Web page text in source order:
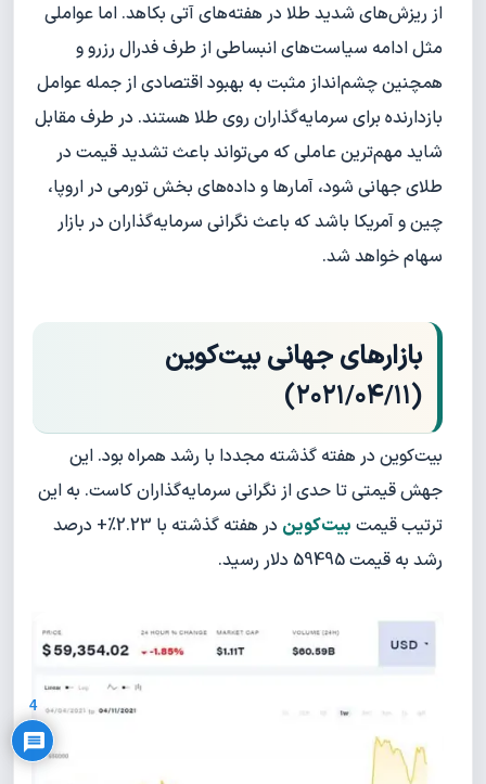
از ریزش‌های شدید طلا در هفته‌های آتی بکاهد. اما عواملی
مثل ادامه سیاست‌های انبساطی از طرف فدرال رزرو و
همچنین چشم‌انداز مثبت به بهبود اقتصادی از جمله عوامل
بازدارنده برای سرمایه‌گذاران روی طلا هستند. در طرف مقابل
شاید مهم‌ترین عاملی که می‌تواند باعث تشدید قیمت در
طلای جهانی شود، آمارها و داده‌های بخش تورمی در اروپا،
چین و آمریکا باشد که باعث نگرانی سرمایه‌گذاران در بازار
سهام خواهد شد.
بازارهای جهانی بیت‌کوین
(۲۰۲۱/۰۴/ ۱۱ )
بیت‌کوین در هفته گذشته مجددا با رشد همراه بود. این
جهش قیمتی تا حدی از نگرانی سرمایه‌گذاران کاست. به این
ترتیب قیمت بیت‌کوین
در هفته گذشته با 2.23%+ درصد
رشد به قیمت 59495 دلار رسید.
Privacy Policy
4